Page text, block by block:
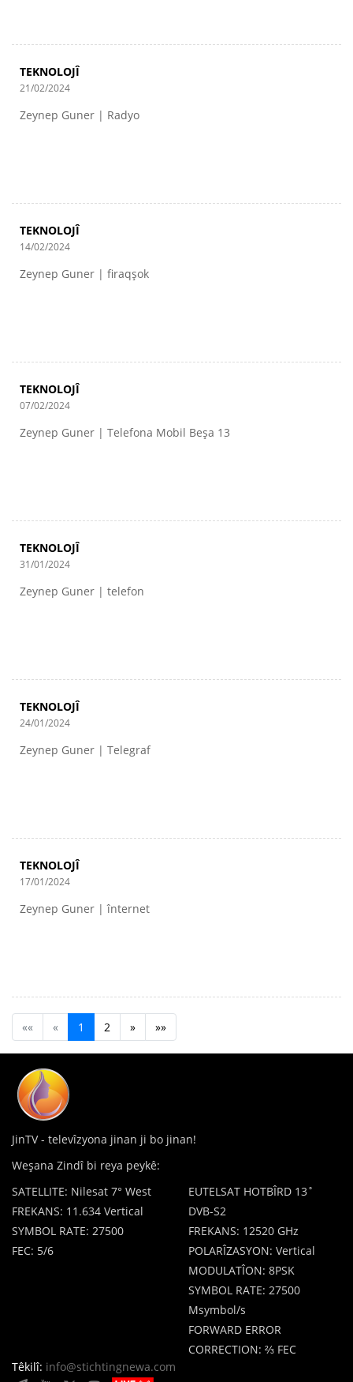
TEKNOLOJÎ
21/02/2024
Zeynep Guner | Radyo
TEKNOLOJÎ
14/02/2024
Zeynep Guner | firaqşok
TEKNOLOJÎ
07/02/2024
Zeynep Guner | Telefona Mobil Beşa 13
TEKNOLOJÎ
31/01/2024
Zeynep Guner | telefon
TEKNOLOJÎ
24/01/2024
Zeynep Guner | Telegraf
TEKNOLOJÎ
17/01/2024
Zeynep Guner | înternet
«« « 1 2 » »»
JinTV - televîzyona jinan ji bo jinan!
Weşana Zindî bi reya peykê:
SATELLITE: Nilesat 7° West
FREKANS: 11.634 Vertical
SYMBOL RATE: 27500
FEC: 5/6
EUTELSAT HOTBÎRD 13˚
DVB-S2
FREKANS: 12520 GHz
POLARÎZASYON: Vertical
MODULATÎON: 8PSK
SYMBOL RATE: 27500
Msymbol/s
FORWARD ERROR
CORRECTION: ⅔ FEC
Têkilî: info@stichtingnewa.com